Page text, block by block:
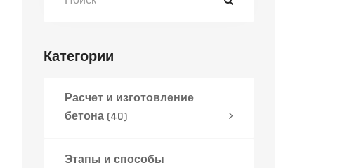
Категории
Расчет и изготовление
бетона (40)
Этапы и способы